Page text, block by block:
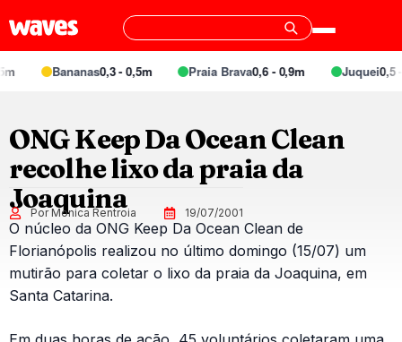
Bananas0,3 - 0,5m Praia Brava0,6 - 0,9m Juquei0,5 -
ONG Keep Da Ocean Clean
recolhe lixo da praia da
Joaquina
Por Monica Rentroia 19/07/2001
O núcleo da ONG Keep Da Ocean Clean de
Florianópolis realizou no último domingo (15/07) um
mutirão para coletar o lixo da praia da Joaquina, em
Santa Catarina.